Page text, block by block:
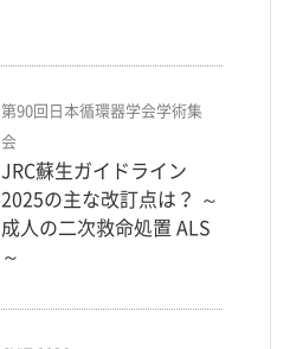
第90回日本循環器学会学術集
会
JRC蘇生ガイドライン
2025の主な改訂点は？ ～
成人の二次救命処置 ALS
～